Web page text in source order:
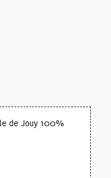
de Jouy 100%